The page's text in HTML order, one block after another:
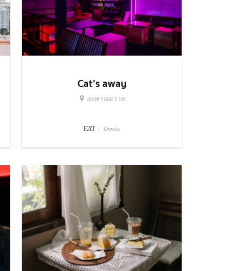
Cat's away
สะพานควาย
EAT / Drinks